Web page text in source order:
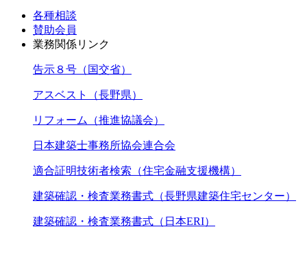
各種相談
賛助会員
業務関係リンク
告示８号（国交省）
アスベスト（長野県）
リフォーム（推進協議会）
日本建築士事務所協会連合会
適合証明技術者検索（住宅金融支援機構）
建築確認・検査業務書式（長野県建築住宅センター）
建築確認・検査業務書式（日本ERI）